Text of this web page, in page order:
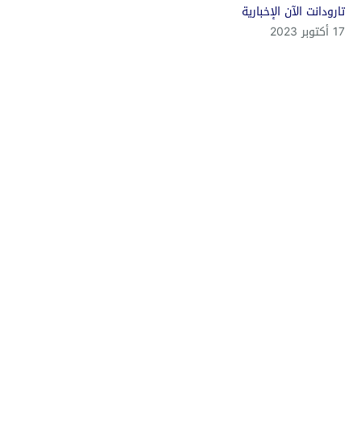
تارودانت الآن الإخبارية
17 أكتوبر 2023